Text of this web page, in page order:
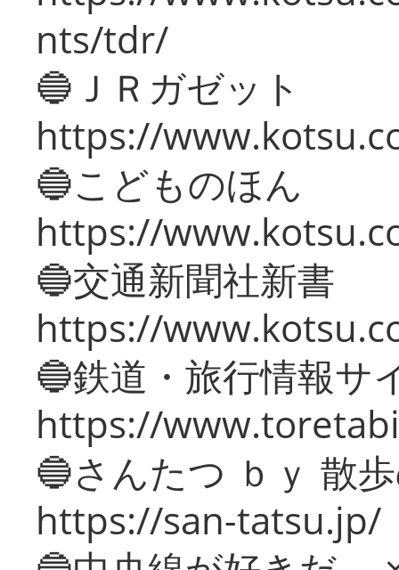
nts/tdr/
🔵ＪＲガゼット
https://
🔵こどものほん
https://
🔵交通新聞社新書
https://
🔵鉄道・旅行情報サ
https://
🔵さんたつ ｂｙ 散
https://san-tatsu.jp/